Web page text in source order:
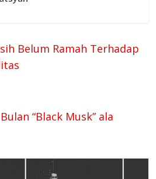
Belum Ramah Terhadap
“Black Musk” ala